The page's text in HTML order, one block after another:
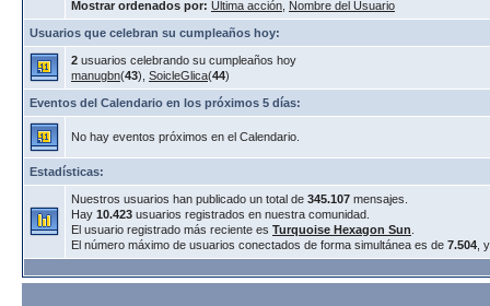
Mostrar ordenados por: Última acción Nombre del Usuario
Usuarios que celebran su cumpleaños hoy:
2 usuarios celebrando su cumpleaños hoy
manugbn(43), SoicleGlica(44)
Eventos del Calendario en los próximos 5 días:
No hay eventos próximos en el Calendario.
Estadísticas:
Nuestros usuarios han publicado un total de 345.107 mensajes.
Hay 10.423 usuarios registrados en nuestra comunidad.
El usuario registrado más reciente es Turquoise Hexagon Sun
El número máximo de usuarios conectados de forma simultánea es de 7.504 ,